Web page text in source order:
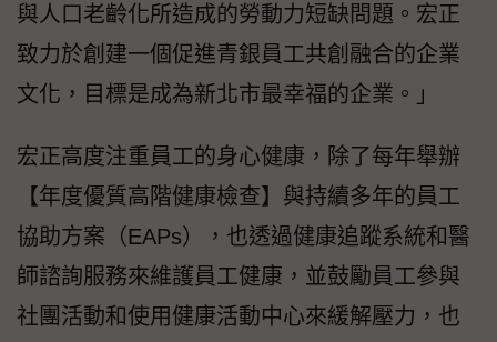
與人口老齡化所造成的勞動力短缺問題。宏正
致力於創建一個促進青銀員工共創融合的企業
文化，目標是成為新北市最幸福的企業。」
宏正高度注重員工的身心健康，除了每年舉辦
【年度優質高階健康檢查】與持續多年的員工
協助方案（EAPs），也透過健康追蹤系統和醫
師諮詢服務來維護員工健康，並鼓勵員工參與
社團活動和使用健康活動中心來緩解壓力，也